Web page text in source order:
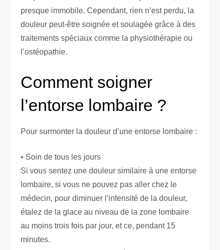
presque immobile. Cependant, rien n’est perdu, la
douleur peut-être soignée et soulagée grâce à des
traitements spéciaux comme la physiothérapie ou
l’ostéopathie.
Comment soigner
l’entorse lombaire ?
Pour surmonter la douleur d’une entorse lombaire :
• Soin de tous les jours
Si vous sentez une douleur similaire à une entorse
lombaire, si vous ne pouvez pas aller chez le
médecin, pour diminuer l’intensité de la douleur,
étalez de la glace au niveau de la zone lombaire
au moins trois fois par jour, et ce, pendant 15
minutes.